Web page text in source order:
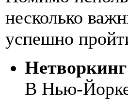
несколько
успешно
Нетворкинг
В Нью-